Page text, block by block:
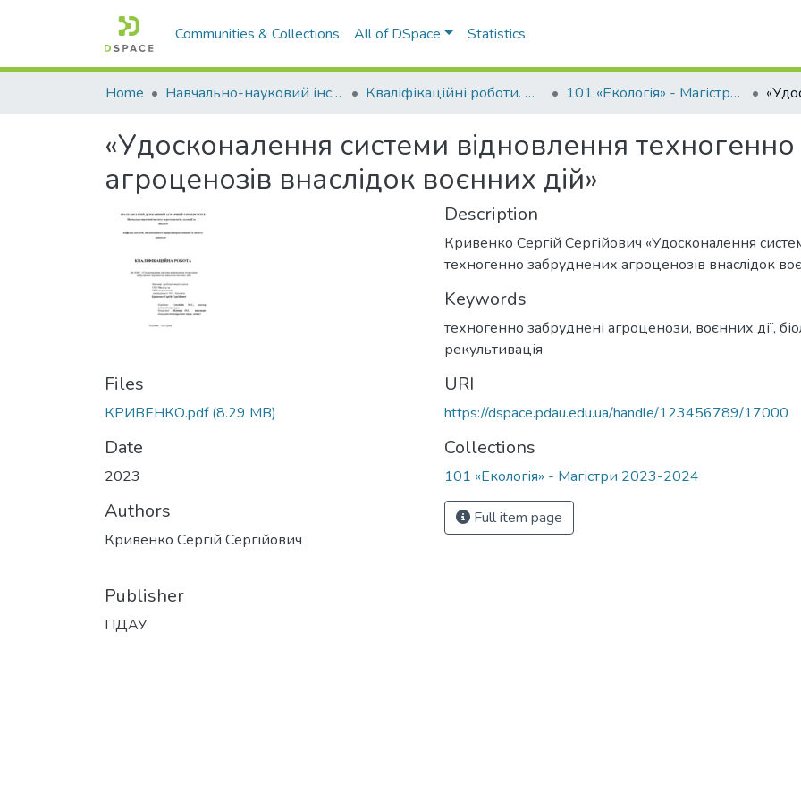
Communities & Collections All of DSpace Statistics
Home Навчально-науковий інститут агротехнологій, селекції та екології Кваліфікаційні роботи. ННІ агротехнологій, селекції та екології 101 «Екологія» - Магістри 2023-2024
«Удосконалення системи відновлення
агроценозів внаслідок воєнних дій»
Files
КРИВЕНКО.pdf(8.29 MB)
Date
2023
Authors
Кривенко Сергій Сергійович
Publisher
ПДАУ
Description
Кривенко Сергій Сергійович «Удосконалення
техногенно забруднених агроценозів внаслідок
Keywords
техногенно забруднені агроценози, воєнних дії,
рекультивація
URI
https://dspace.pdau.edu.ua/handle/123456789/17000
Collections
101 «Екологія» - Магістри 2023-2024
Full item page